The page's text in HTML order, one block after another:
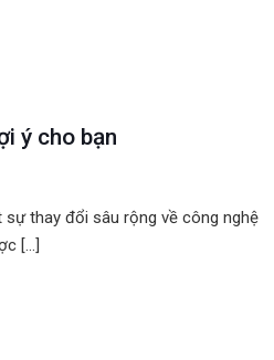
ý cho bạn
thay đổi sâu rộng về công nghệ
[…]